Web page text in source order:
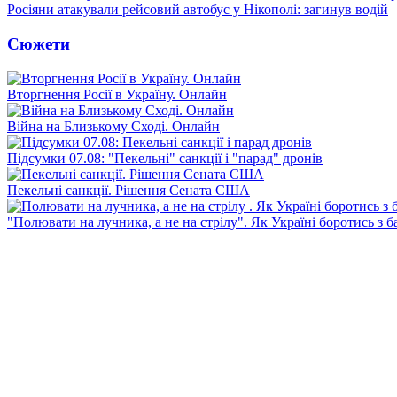
Росіяни атакували рейсовий автобус у Нікополі: загинув водій
Сюжети
Вторгнення Росії в Україну. Онлайн
Війна на Близькому Сході. Онлайн
Підсумки 07.08: "Пекельні" санкції і "парад" дронів
Пекельні санкції. Рішення Сената США
"Полювати на лучника, а не на стрілу". Як Україні боротись з